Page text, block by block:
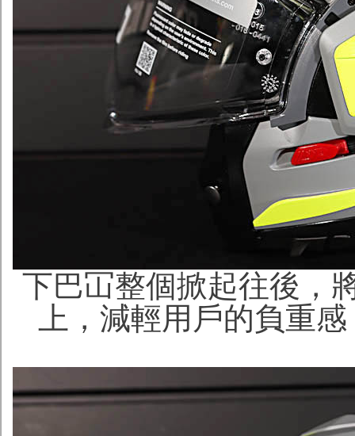
下巴冚整個掀起往後，
上，減輕用戶的負重